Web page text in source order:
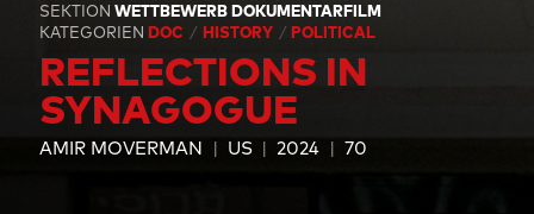
SEKTION WETTBEWERB DOKUMENTARFILM
KATEGORIEN DOC HISTORY POLITICAL
REFLECTIONS IN
SYNAGOGUE
AMIR MOVERMAN US 2024 70